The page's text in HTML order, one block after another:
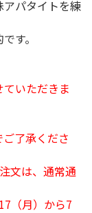
アパタイトを練
す。
いただきま
了承くださ
文は、通常通
（月）から7